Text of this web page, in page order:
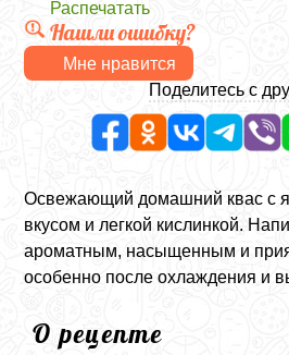
Распечатать
Нашли ошибку?
Мне нравится
Поделитесь с
Освежающий домашний квас с
вкусом и легкой кислинкой.
ароматным, насыщенным и
особенно после охлаждения и
О рецепте